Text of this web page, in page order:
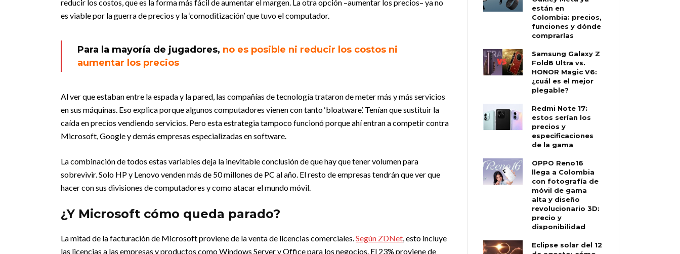
reducir los costos, que es la forma más fácil de aumentar el margen. La otra opción –aumentar los precios– ya no
es viable por la guerra de precios y la ‘comoditización’ que tuvo el computador.
Para la mayoría de jugadores, no es posible ni reducir los costos ni
aumentar los precios
Al ver que estaban entre la espada y la pared, las compañías de tecnología trataron de meter más y más servicios
en sus máquinas. Eso explica porque algunos computadores vienen con tanto ‘bloatware’. Tenían que sustituir la
caída en precios vendiendo servicios. Pero esta estrategia tampoco funcionó porque ahí entran a competir contra
Microsoft, Google y demás empresas especializadas en software.
La combinación de todos estas variables deja la inevitable conclusión de que hay que tener volumen para
sobrevivir. Solo HP y Lenovo venden más de 50 millones de PC al año. El resto de empresas tendrán que ver que
hacer con sus divisiones de computadores y como atacar el mundo móvil.
¿Y Microsoft cómo queda parado?
La mitad de la facturación de Microsoft proviene de la venta de licencias comerciales. Según ZDNet , esto incluye
las licencias a las empresas y productos como Windows Server y Office para los negocios. El 23% proviene de
están en
Colombia: precios,
funciones y dónde
comprarlas
Samsung Galaxy Z
Fold8 Ultra vs.
HONOR Magic V6:
¿cuál es el mejor
plegable?
Redmi Note 17:
estos serían los
precios y
especificaciones
de la gama
OPPO Reno16
llega a Colombia
con fotografía de
móvil de gama
alta y diseño
revolucionario 3D:
precio y
disponibilidad
Eclipse solar del 12